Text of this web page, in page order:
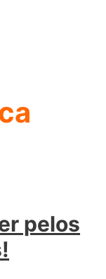
pelos